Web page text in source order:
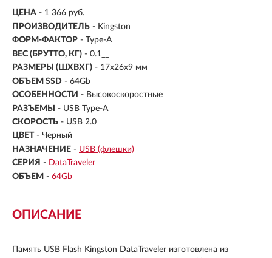
ЦЕНА - 1 366 руб.
ПРОИЗВОДИТЕЛЬ - Kingston
ФОРМ-ФАКТОР - Type-A
ВЕС (БРУТТО, КГ) - 0.1__
РАЗМЕРЫ (ШXВXГ) - 17x26x9 мм
ОБЪЕМ SSD - 64Gb
ОСОБЕННОСТИ - Высокоскоростные
РАЗЪЕМЫ
- USB Type-A
СКОРОСТЬ - USB 2.0
ЦВЕТ - Черный
НАЗНАЧЕНИЕ - USB (флешки)
СЕРИЯ - DataTraveler
ОБЪЕМ - 64Gb
ОПИСАНИЕ
Память USB Flash Kingston DataTraveler изготовлена из